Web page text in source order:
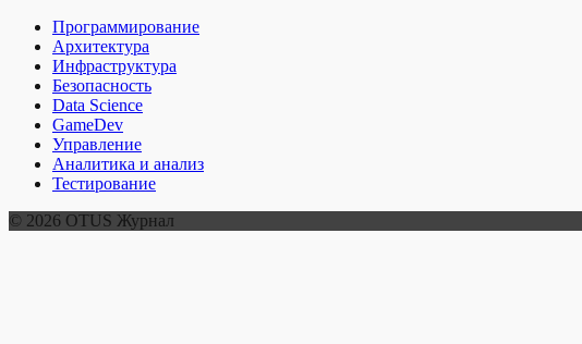
Программирование
Архитектура
Инфраструктура
Безопасность
Data Science
GameDev
Управление
Аналитика и анализ
Тестирование
© 2026 OTUS Журнал